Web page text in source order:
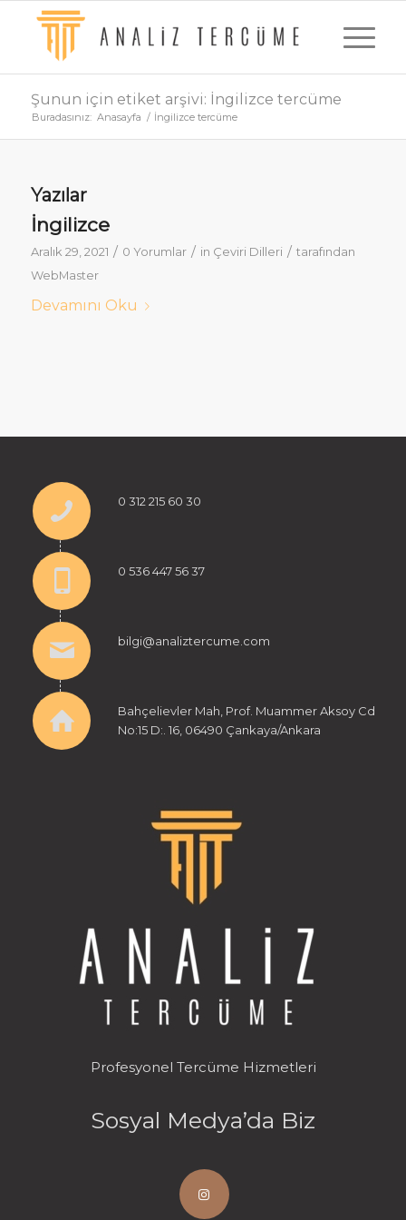
Şunun için etiket arşivi: İngilizce tercüme
Buradasınız: Anasayfa / İngilizce tercüme
Yazılar
İngilizce
Aralık 29, 2021 / 0 Yorumlar / in Çeviri Dilleri / tarafından
WebMaster
Devamını Oku
0 312 215 60 30
0 536 447 56 37
bilgi@analiztercume.com
Bahçelievler Mah, Prof. Muammer Aksoy Cd
No:15 D:. 16, 06490 Çankaya/Ankara
Profesyonel Tercüme Hizmetleri
Sosyal Medya’da Biz